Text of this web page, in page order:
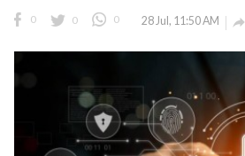
0 0 0 28 Jul, 11:50 AM 